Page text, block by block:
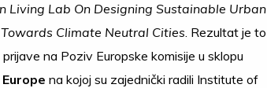
Living Lab On Designing Sustainable Urban
Climate Neutral Cities. Rezultat je to
na Poziv Europske komisije u sklopu
na kojoj su zajednički radili Institute of